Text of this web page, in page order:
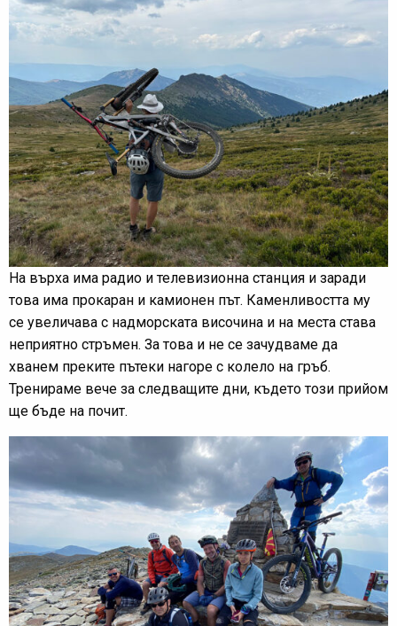
На върха има радио и телевизионна станция и заради
това има прокаран и камионен път. Каменливостта му
се увеличава с надморската височина и на места става
неприятно стръмен. За това и не се зачудваме да
хванем преките пътеки нагоре с колело на гръб.
Тренираме вече за следващите дни, където този прийом
ще бъде на почит.